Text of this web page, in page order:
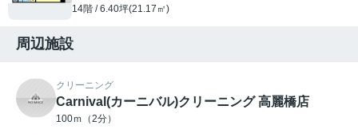
14階 / 6.40坪(21.17㎡)
周辺施設
クリーニング
Carnival(カーニバル)クリーニング 高麗橋店
100ｍ（2分）